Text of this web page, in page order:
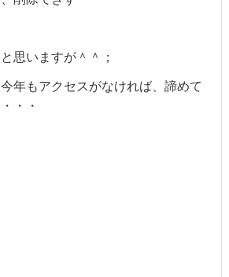
思いますが＾＾；
年もアクセスがなければ、諦めて
・・